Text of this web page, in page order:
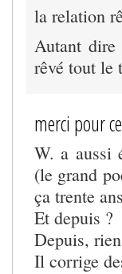
la relation
Autant dire
rêvé tout le
merci pour
W. a aussi
(le grand
ça trente
Et depuis ?
Depuis,
Il corrige